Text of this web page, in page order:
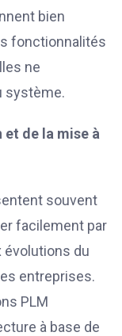
bien
fonctionnalités
ne
système.
de la mise à
souvent
facilement par
évolutions du
entreprises.
PLM
à base de